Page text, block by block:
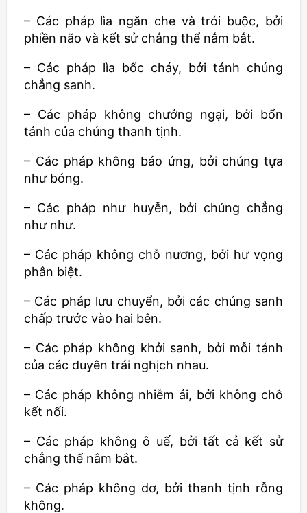
– Các pháp lìa ngăn che và trói buộc, bởi
phiền não và kết sử chẳng thể nắm bắt.
– Các pháp lìa bốc cháy, bởi tánh chúng
chẳng sanh.
– Các pháp không chướng ngại, bởi bổn
tánh của chúng thanh tịnh.
– Các pháp không báo ứng, bởi chúng tựa
như bóng.
– Các pháp như huyễn, bởi chúng chẳng
như như.
– Các pháp không chỗ nương, bởi hư vọng
phân biệt.
– Các pháp lưu chuyển, bởi các chúng sanh
chấp trước vào hai bên.
– Các pháp không khởi sanh, bởi mỗi tánh
của các duyên trái nghịch nhau.
– Các pháp không nhiễm ái, bởi không chỗ
kết nối.
– Các pháp không ô uế, bởi tất cả kết sử
chẳng thể nắm bắt.
– Các pháp không dơ, bởi thanh tịnh rỗng
không.